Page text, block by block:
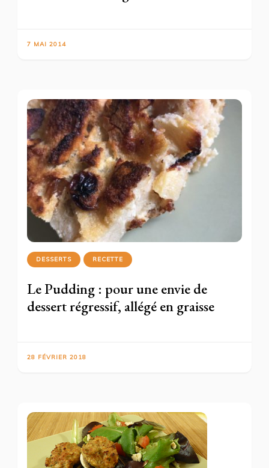
7 MAI 2014
DESSERTS RECETTE
Le Pudding : pour une envie de
dessert régressif, allégé en graisse
28 FÉVRIER 2018